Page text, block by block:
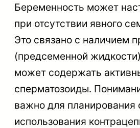
Беременность может
при отсутствии явного
Это связано с наличием
(предсеменной
может содержать
сперматозоиды.
важно для планирования
использования